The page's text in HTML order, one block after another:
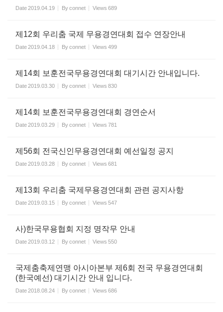
Date2019.04.19 Byconnet Views 689
제12회 우리춤 국제 무용경연대회 접수 연장안내
Date2019.04.18 Byconnet Views 499
제14회 보훈전국무용경연대회 대기시간 안내입니다.
Date2019.03.30 Byconnet Views 830
제14회 보훈전국무용경연대회 경연순서
Date2019.03.29 Byconnet Views 781
제56회 전국신인무용경연대회 예선일정 공지
Date2019.03.28 Byconnet Views 681
제13회 우리춤 국제무용경연대회 관련 공지사항
Date2019.03.15 Byconnet Views 547
사)한국무용협회 지정 명작무 안내
Date2019.03.12 Byconnet Views 550
국제춤축제연맹 아시아본부 제6회 전국 무용경연대회
(한국예선) 대기시간 안내 입니다.
Date2018.08.24 Byconnet Views 686